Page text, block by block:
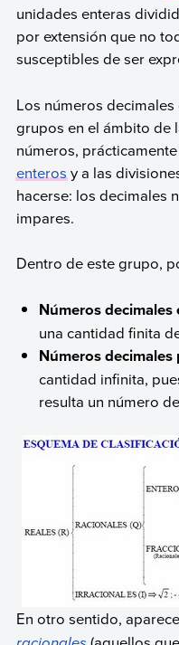
unidades enteras
por extensión que no
susceptibles de ser
Los números
grupos en el ámbito de
números,
enterosy a las
hacerse: los decimales
impares.
Dentro de este grupo,
Números decimales
una cantidad finita
Números
cantidad infinita,
resulta un número
En otro sentido,